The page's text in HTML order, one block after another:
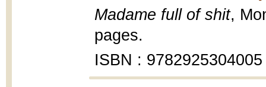
Madame full of shit,
pages.
ISBN : 9782925304005